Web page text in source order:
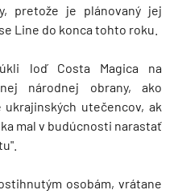
pretože je plánovaný jej
Line do konca tohto roku.
loď Costa Magica na
národnej obrany, ako
utečencov, ak
mal v budúcnosti narastať
osobám, vrátane